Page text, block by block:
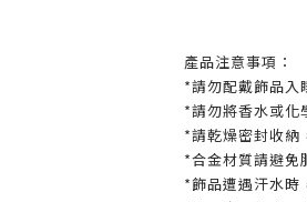
產品注意事項：
*請勿配戴飾品入
*請勿將香水或化
*請乾燥密封收納
*合金材質請避免
*飾品遭遇汗水時